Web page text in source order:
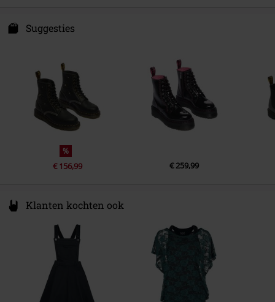
Suggesties
%
€ 156,99 € 259,99
Klanten kochten ook